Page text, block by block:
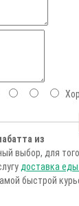
из
выбор, для
доставка
быстрой